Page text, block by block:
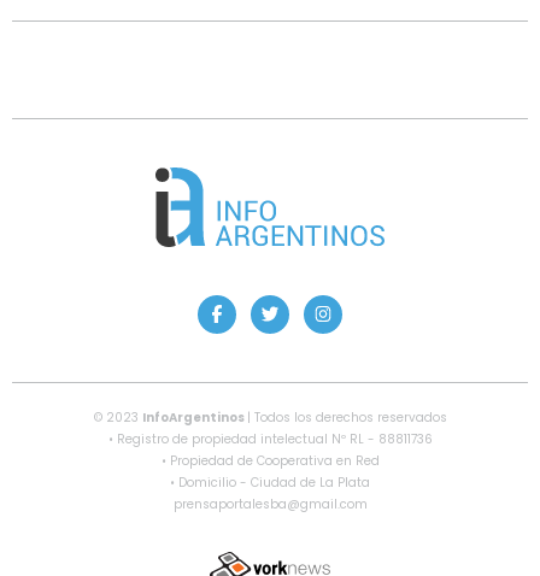
© 2023 InfoArgentinos | Todos los derechos reservados
• Registro de propiedad intelectual Nº RL - 88811736
• Propiedad de Cooperativa en Red
• Domicilio - Ciudad de La Plata
prensaportalesba@gmail.com